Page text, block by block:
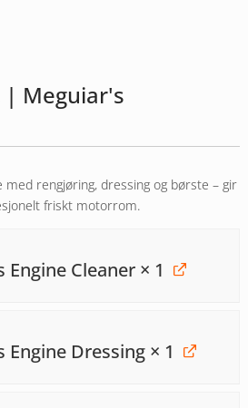
Meguiar's
rengjøring, dressing og børste – gir
friskt motorrom.
Engine Cleaner× 1
Engine Dressing× 1